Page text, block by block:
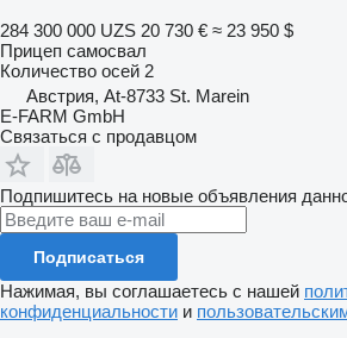
284 300 000 UZS 20 730 € ≈ 23 950 $
Прицеп самосвал
Количество осей 2
Австрия, At-8733 St. Marein
E-FARM GmbH
Связаться с продавцом
Подпишитесь на новые объявления
Подписаться
Нажимая, вы соглашаетесь с нашей
конфиденциальности и